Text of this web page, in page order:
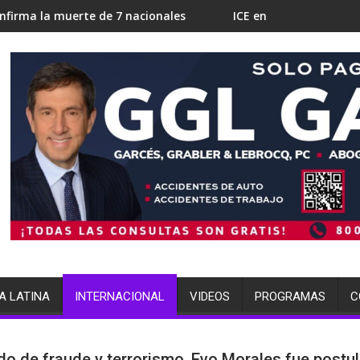
ICE en Miami busca 700 camas para
LATINA INTERNACIONAL VIDEOS PROGRAMAS